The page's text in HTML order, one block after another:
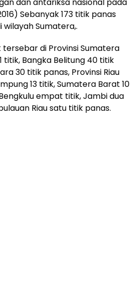
Sebanyak 173 titik panas
Sumatera,.
di Provinsi Sumatera
titik, Bangka Belitung 40 titik
30 titik panas, Provinsi Riau
13 titik, Sumatera Barat 10
empat titik, Jambi dua
Riau satu titik panas.